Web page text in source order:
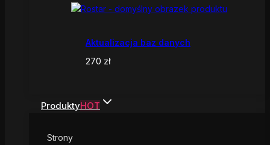
Aktualizacja baz danych
270 zł
ProduktyHOT
Strony